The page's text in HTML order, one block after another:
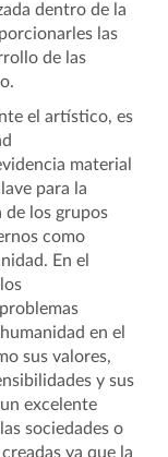
dentro de la
las
de las
el artístico, es
material
para la
los grupos
como
En el
en el
sus valores,
y sus
excelente
sociedades o
ya que la